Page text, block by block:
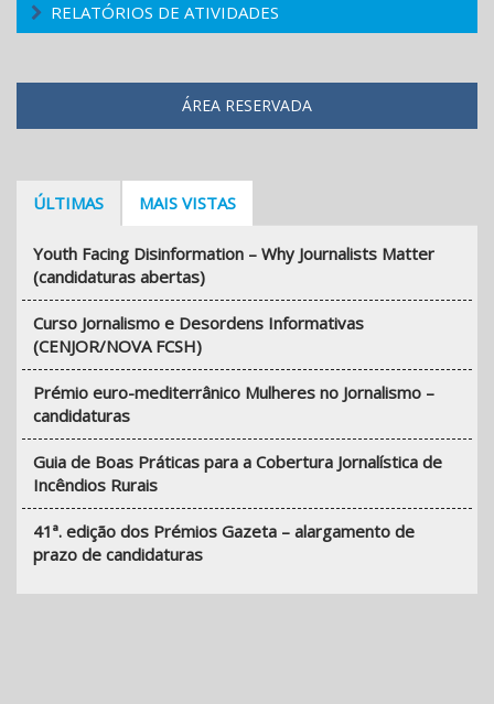
RELATÓRIOS DE ATIVIDADES
ÁREA RESERVADA
ÚLTIMAS MAIS VISTAS
Youth Facing Disinformation – Why Journalists Matter
(candidaturas abertas)
Curso Jornalismo e Desordens Informativas
(CENJOR/NOVA FCSH)
Prémio euro-mediterrânico Mulheres no Jornalismo –
candidaturas
Guia de Boas Práticas para a Cobertura Jornalística de
Incêndios Rurais
41ª. edição dos Prémios Gazeta – alargamento de
prazo de candidaturas